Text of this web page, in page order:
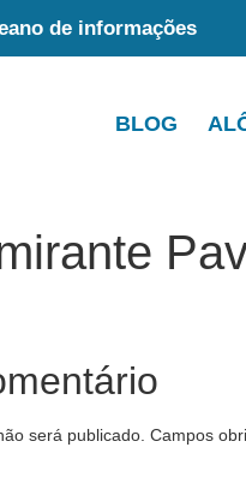
de informações
BLOG
será publicado. Campos